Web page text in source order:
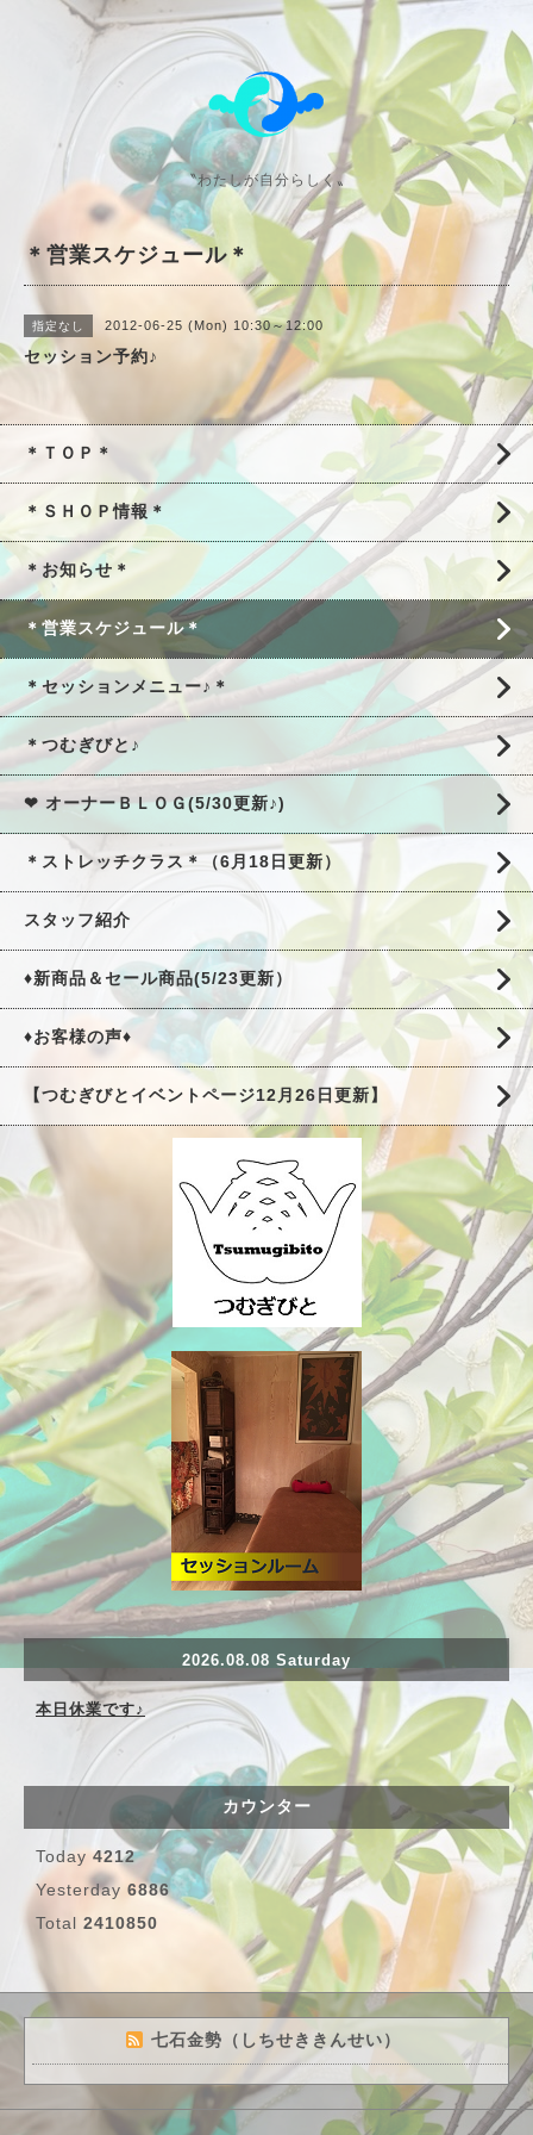
〝わたしが自分らしく〟
＊営業スケジュール＊
指定なし 2012-06-25 (Mon) 10:30～12:00
セッション予約♪
＊ＴＯＰ＊
＊ＳＨＯＰ情報＊
＊お知らせ＊
＊営業スケジュール＊
＊セッションメニュー♪＊
＊つむぎびと♪
❤ オーナーＢＬＯＧ(5/30更新♪)
＊ストレッチクラス＊（6月18日更新）
スタッフ紹介
♦新商品＆セール商品(5/23更新）
♦お客様の声♦
【つむぎびとイベントページ12月26日更新】
2026.08.08 Saturday
本日休業です♪
カウンター
Today 4212
Yesterday 6886
Total 2410850
七石金勢（しちせききんせい）